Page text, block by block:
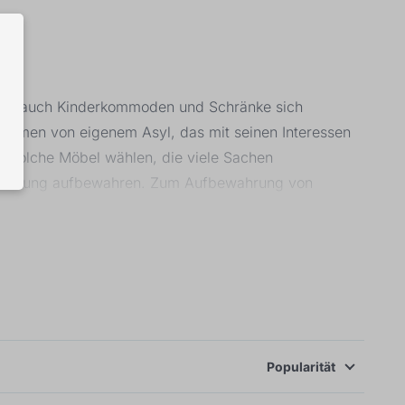
auch Kinderkommoden und Schränke sich
von eigenem Asyl, das mit seinen Interessen
solche Möbel wählen, die viele Sachen
aufbewahren. Zum Aufbewahrung von
aus sicherem Material. Aus diesem Grund ist
wählen Eltern gerne helle Farben wie zum